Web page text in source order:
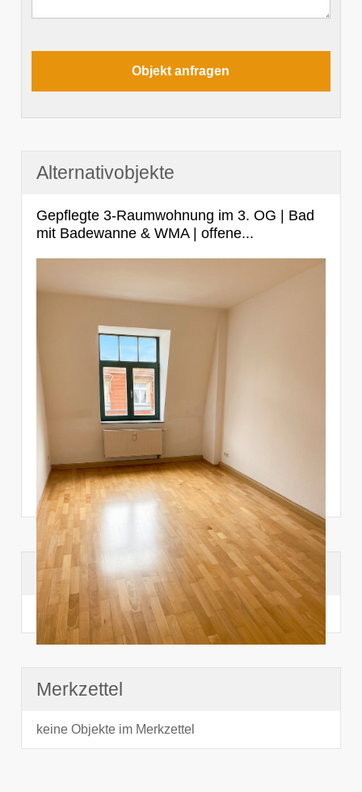
Alternativobjekte
Gepflegte 3-Raumwohnung im 3. OG | Bad
mit Badewanne & WMA | offene...
Suchhistorie
noch nichts angesehen
Merkzettel
keine Objekte im Merkzettel